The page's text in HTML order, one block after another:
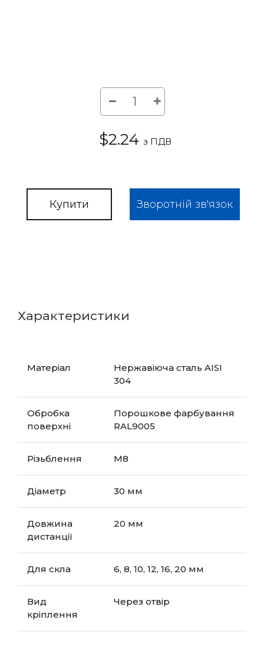
$2.24 з ПДВ
Купити Зворотній зв'язок
Характеристики
Матеріал
Нержавіюча сталь AISI
304
Обробка
поверхні
Порошкове фарбування
RAL9005
Різьблення М8
Діаметр 30 мм
Довжина
дистанції
20 мм
Для скла 6, 8, 10, 12, 16, 20 мм
Вид
кріплення
Через отвір